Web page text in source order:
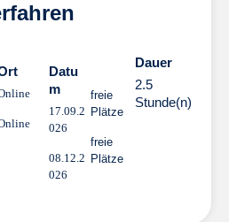
Datu
m
17.09.2
026
08.12.2
026
freie
Plätze
freie
Plätze
Dauer
2.5
Stunde(n)